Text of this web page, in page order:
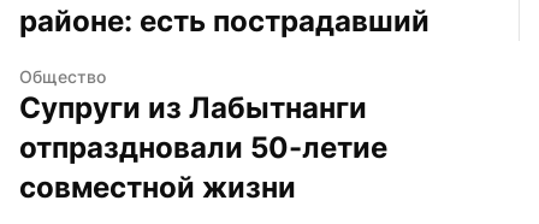
районе: есть пострадавший
Общество
Супруги из Лабытнанги
отпраздновали 50-летие
совместной жизни